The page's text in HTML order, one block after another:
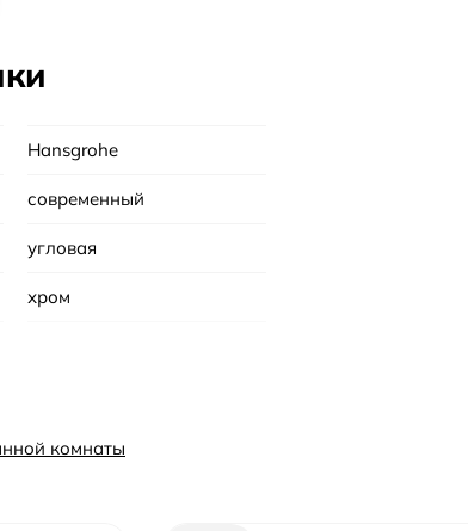
Hansgrohe
современный
угловая
хром
латунь
комнаты